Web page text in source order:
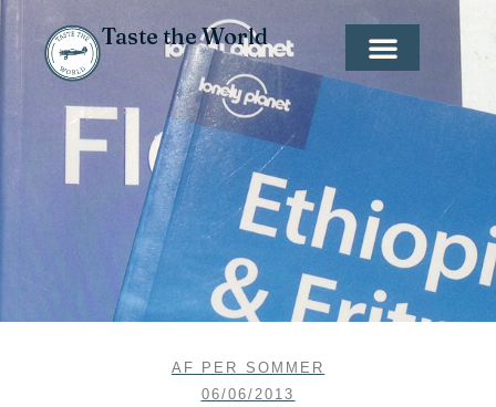
Taste the World
AF
PER SOMMER
06/06/2013